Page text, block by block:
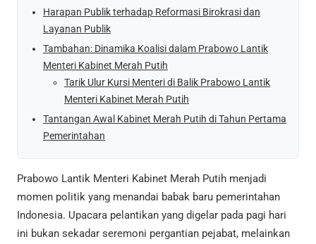
Harapan Publik terhadap Reformasi Birokrasi dan
Layanan Publik
Tambahan: Dinamika Koalisi dalam Prabowo Lantik
Menteri Kabinet Merah Putih
Tarik Ulur Kursi Menteri di Balik Prabowo Lantik
Menteri Kabinet Merah Putih
Tantangan Awal Kabinet Merah Putih di Tahun Pertama
Pemerintahan
Prabowo Lantik Menteri Kabinet Merah Putih menjadi
momen politik yang menandai babak baru pemerintahan
Indonesia. Upacara pelantikan yang digelar pada pagi hari
ini bukan sekadar seremoni pergantian pejabat, melainkan